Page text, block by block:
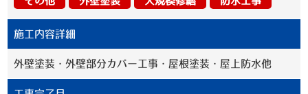
施工内容詳細
外壁塗装・外壁部分カバー工事・屋根塗装・屋上防水他